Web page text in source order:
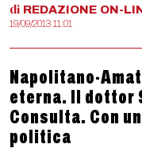
di REDAZIONE ON-
19/09/2013 11:01
Napolitano-
eterna. Il dottor
Consulta. Con
politica